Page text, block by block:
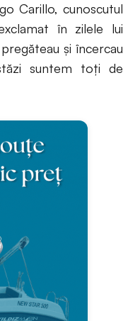
Carillo, cunoscutul
în zilele lui
și încercau
suntem toți de